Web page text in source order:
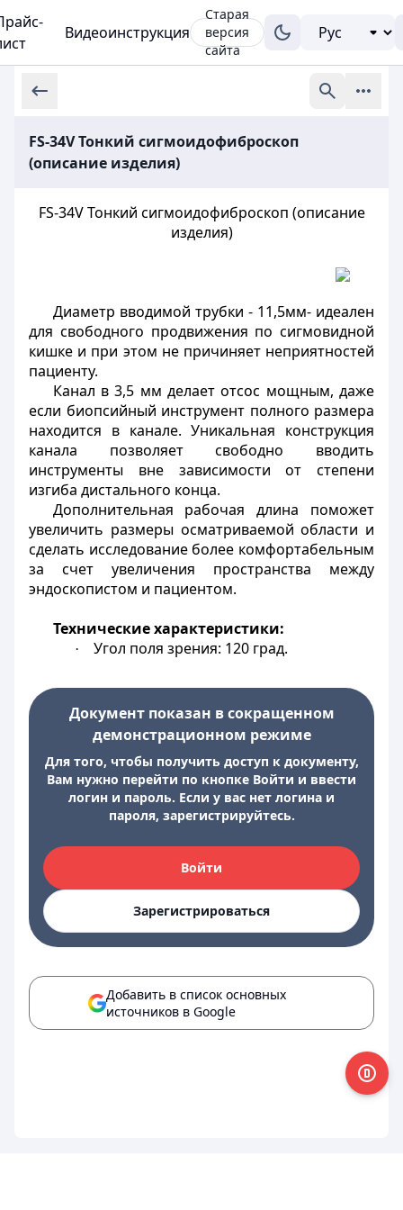
Видеоинструкция
Старая
версия
сайта
FS-34V Тонкий сигмоидофиброскоп
(описание изделия)
FS-34V Тонкий сигмоидофиброскоп (описание
изделия)
Диаметр вводимой трубки - 11,5мм- идеален
для свободного продвижения по сигмовидной
кишке и при этом не причиняет неприятностей
пациенту.
Канал в 3,5 мм делает отсос мощным, даже
если биопсийный инструмент полного размера
находится в канале. Уникальная конструкция
канала позволяет свободно вводить
инструменты вне зависимости от степени
изгиба дистального конца.
Дополнительная рабочая длина поможет
увеличить размеры осматриваемой области и
сделать исследование более комфортабельным
за счет увеличения пространства между
эндоскопистом и пациентом.
Технические характеристики:
· Угол поля зрения: 120 град.
Документ показан в сокращенном
демонстрационном режиме
Для того, чтобы получить доступ к документу,
Вам нужно перейти по кнопке Войти и ввести
логин и пароль. Если у вас нет логина и
пароля, зарегистрируйтесь.
Войти
Зарегистрироваться
Добавить в список основных
источников в Google